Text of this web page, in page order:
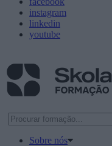
instagram
linkedin
youtube
Sobre nós